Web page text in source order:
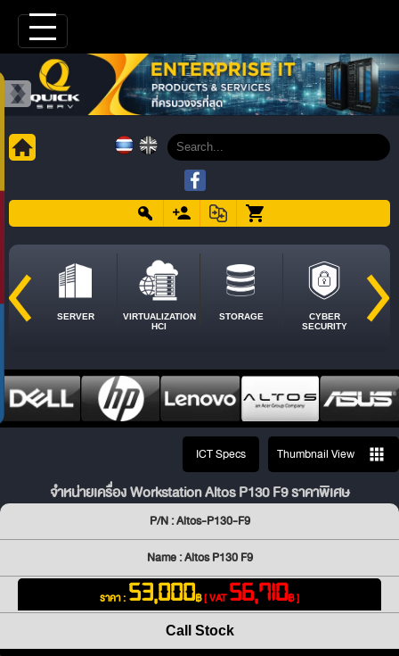
SERVER
VIRTUALIZATION
HCI
STORAGE
CYBER
SECURITY
ICT Specs Thumbnail View
จำหน่ายเครื่อง Workstation Altos P130 F9 ราคาพิเศษ
P/N : Altos-P130-F9
Name : Altos P130 F9
ราคา : 53,000฿[ VAT56,710฿ ]
Call Stock